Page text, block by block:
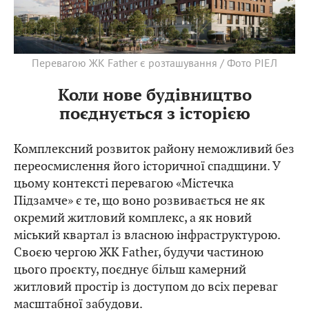
Перевагою ЖК Father є розташування / Фото РІЕЛ
Коли нове будівництво
поєднується з історією
Комплексний розвиток району неможливий без
переосмислення його історичної спадщини. У
цьому контексті перевагою «Містечка
Підзамче» є те, що воно розвивається не як
окремий житловий комплекс, а як новий
міський квартал із власною інфраструктурою.
Своєю чергою ЖК Father, будучи частиною
цього проєкту, поєднує більш камерний
житловий простір із доступом до всіх переваг
масштабної забудови.